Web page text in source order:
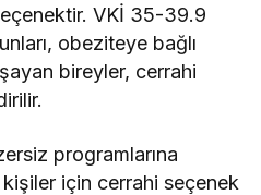
VKİ 35-39.9
obeziteye bağlı
bireyler, cerrahi
programlarına
için cerrahi seçenek